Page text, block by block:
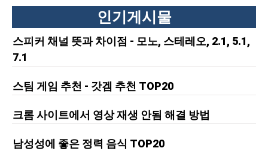
인기게시물
스피커 채널 뜻과 차이점 - 모노, 스테레오, 2.1, 5.1,
7.1
스팀 게임 추천 - 갓겜 추천 TOP20
크롬 사이트에서 영상 재생 안됨 해결 방법
남성성에 좋은 정력 음식 TOP20